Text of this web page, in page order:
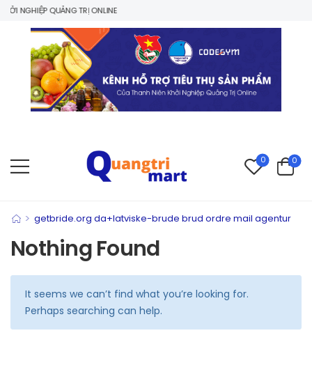
NGHIỆP QUẢNG TRỊ ONLINE
0 0
> getbride.org da+latviske-brude brud ordre mail agentur
Nothing Found
It seems we can’t find what you’re looking for.
Perhaps searching can help.